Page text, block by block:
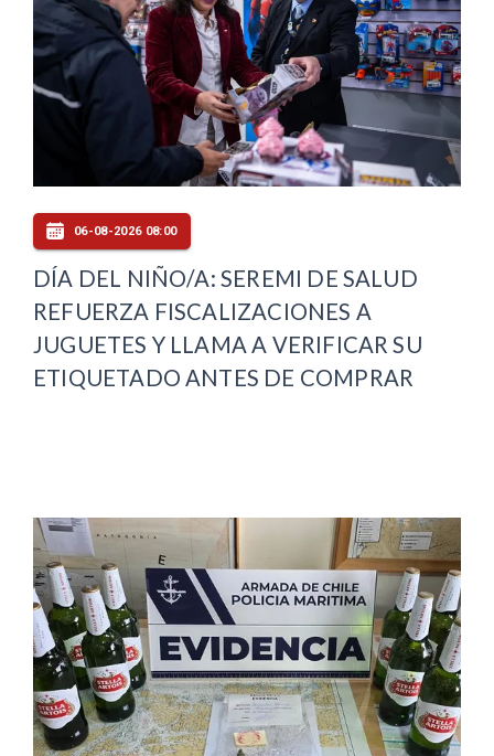
06-08-2026 08:00
DÍA DEL NIÑO/A: SEREMI DE SALUD
REFUERZA FISCALIZACIONES A
JUGUETES Y LLAMA A VERIFICAR SU
ETIQUETADO ANTES DE COMPRAR